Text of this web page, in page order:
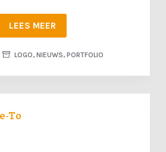
LEES MEER
LOGO, NIEUWS, PORTFOLIO
To